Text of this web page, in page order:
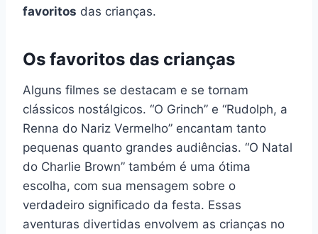
favoritos das crianças.
Os favoritos das crianças
Alguns filmes se destacam e se tornam
clássicos nostálgicos. “O Grinch” e “Rudolph, a
Renna do Nariz Vermelho” encantam tanto
pequenas quanto grandes audiências. “O Natal
do Charlie Brown” também é uma ótima
escolha, com sua mensagem sobre o
verdadeiro significado da festa. Essas
aventuras divertidas envolvem as crianças no